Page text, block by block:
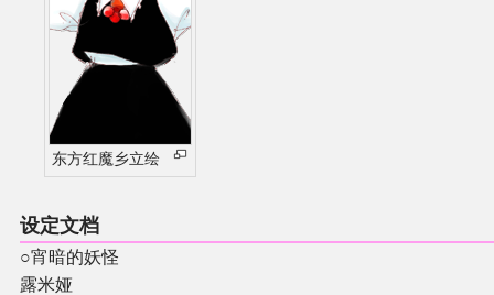
东方红魔乡立绘
设定文档
○宵暗的妖怪
露米娅